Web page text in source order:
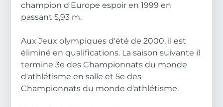
champion d'Europe espoir en 1999 en
passant 5,93 m.
Aux Jeux olympiques d'été de 2000, il est
éliminé en qualifications. La saison suivante il
termine 3e des Championnats du monde
d'athlétisme en salle et 5e des
Championnats du monde d'athlétisme.